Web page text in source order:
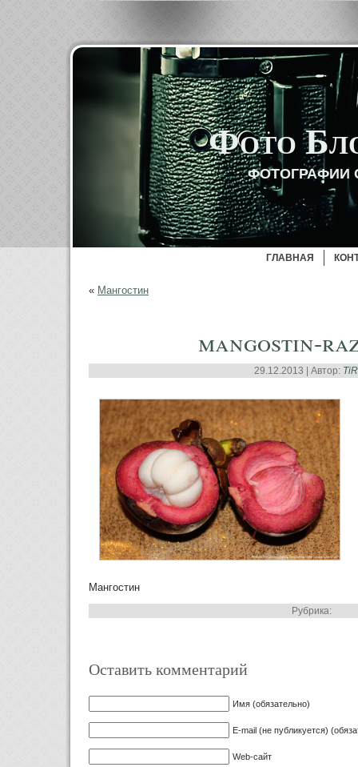
Фото
ФОТОГРАФИИ
ГЛАВНАЯ
« Мангостин
mangostin-
29.12.2013 | Автор:
Мангостин
Рубрика:
Оставить комментарий
Имя (обязательно)
E-mail (не публикуется)
Web-сайт